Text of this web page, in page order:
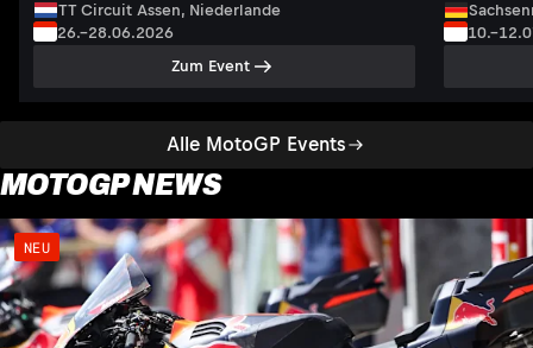
Alle MotoGP Events
TT Circuit Assen, Niederlande
26.–28.06.2026
Zum Event
MOTOGP NEWS
NEU